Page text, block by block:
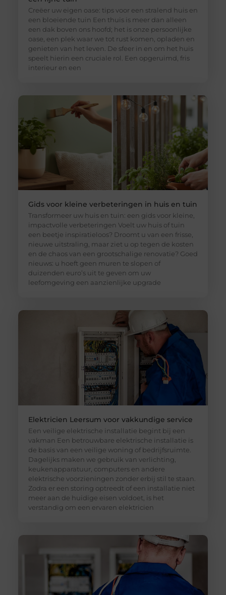
Creëer uw eigen oase: tips voor een stralend huis en
een bloeiende tuin Een thuis is meer dan alleen
een dak boven ons hoofd; het is onze persoonlijke
oase, een plek waar we tot rust komen, opladen en
genieten van het leven. De sfeer in en om het huis
speelt hierin een cruciale rol. Een opgeruimd, fris
interieur en een
Gids voor kleine verbeteringen in huis en tuin
Transformeer uw huis en tuin: een gids voor kleine,
impactvolle verbeteringen Voelt uw huis of tuin
een beetje inspiratieloos? Droomt u van een frisse,
nieuwe uitstraling, maar ziet u op tegen de kosten
en de chaos van een grootschalige renovatie? Goed
nieuws: u hoeft geen muren te slopen of
duizenden euro’s uit te geven om uw
leefomgeving een aanzienlijke upgrade
Elektricien Leersum voor vakkundige service
Een veilige elektrische installatie begint bij een
vakman Een betrouwbare elektrische installatie is
de basis van een veilige woning of bedrijfsruimte.
Dagelijks maken we gebruik van verlichting,
keukenapparatuur, computers en andere
elektrische voorzieningen zonder erbij stil te staan.
Zodra er een storing optreedt of een installatie niet
meer aan de huidige eisen voldoet, is het
verstandig om een ervaren elektricien